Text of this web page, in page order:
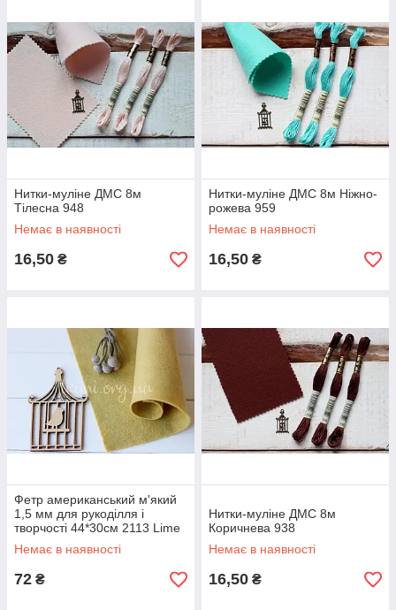
Нитки-муліне ДМС 8м
Тілесна 948
Немає в наявності
16,50 ₴
Нитки-муліне ДМС 8м Ніжно-
рожева 959
Немає в наявності
16,50 ₴
Фетр американський м'який
1,5 мм для рукоділля і
творчості 44*30см 2113 Lime
Twist (Лаймовий твіст)
Немає в наявності
72 ₴
Нитки-муліне ДМС 8м
Коричнева 938
Немає в наявності
16,50 ₴